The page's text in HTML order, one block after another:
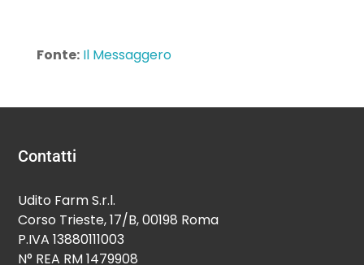
Fonte: Il Messaggero
Contatti
Udito Farm S.r.l.
Corso Trieste, 17/B, 00198 Roma
P.IVA 13880111003
N° REA RM 1479908